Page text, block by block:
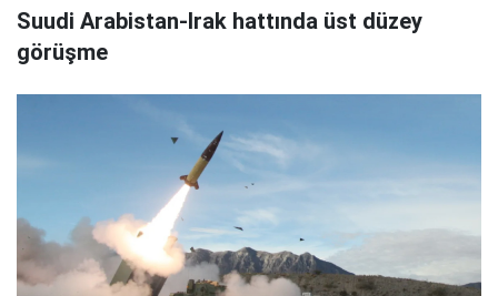
Suudi Arabistan-Irak hattında üst düzey
görüşme